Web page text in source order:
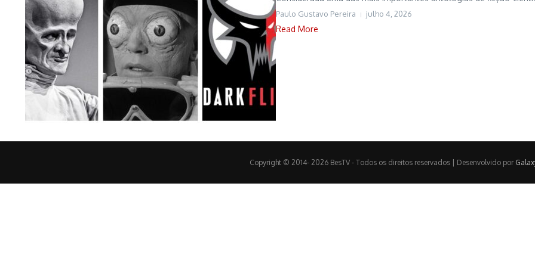
Paulo Gustavo Pereira julho 4, 2026
Read More
Copyright © 2014- 2026 BesTV - Todos os direitos reservados | Desenvolvido por